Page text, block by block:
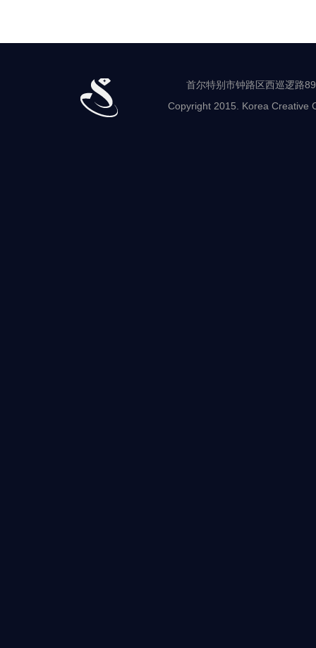
首尔特别市钟路区西巡逻路
Copyright 2015. Korea Creative